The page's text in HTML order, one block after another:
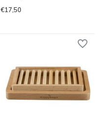
€17,50